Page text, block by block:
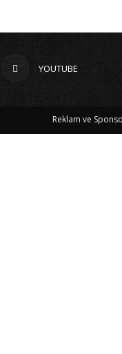
YOUTUBE
Reklam ve